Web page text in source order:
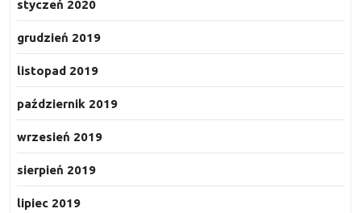
styczeń 2020
grudzień 2019
listopad 2019
październik 2019
wrzesień 2019
sierpień 2019
lipiec 2019